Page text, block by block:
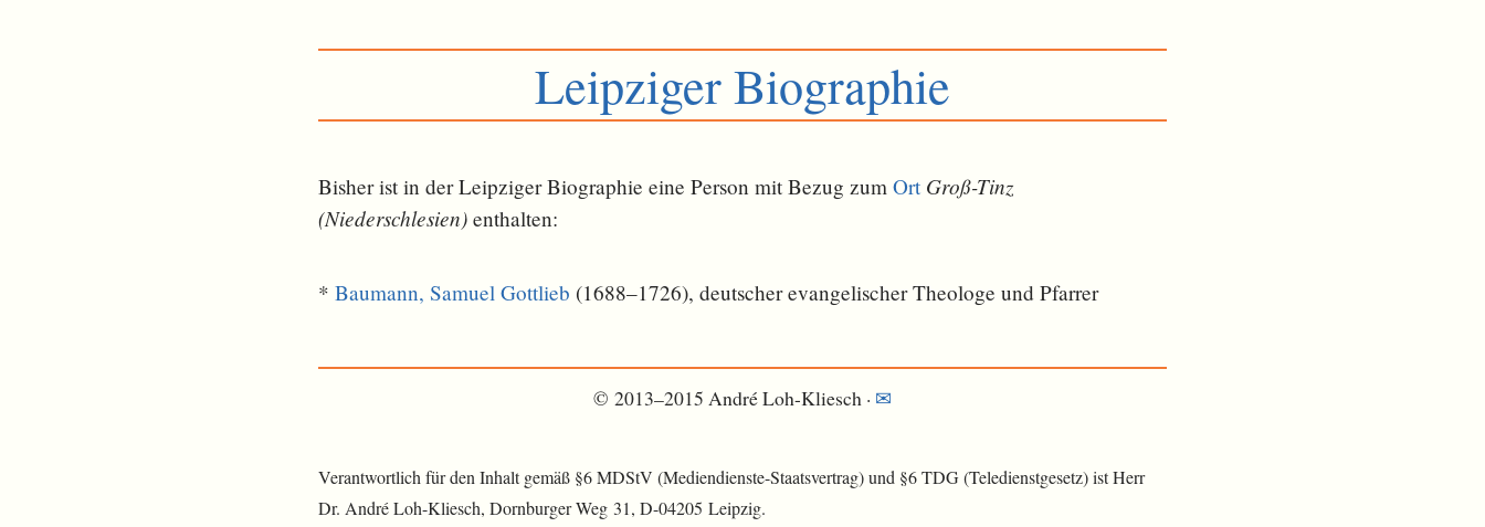
Leipziger Biographie
Bisher ist in der Leipziger Biographie eine Person mit Bezug zum Ort Groß-Tinz
(Niederschlesien) ent­halten:
* Baumann, Samuel Gottlieb (1688–1726), deutscher evangelischer Theologe und Pfarrer
© 2013–2015 André Loh-Kliesch · ✉
Verantwortlich für den Inhalt gemäß §6 MDStV (Mediendienste-Staatsvertrag) und §6 TDG (Teledienstgesetz) ist Herr
Dr. André Loh-Kliesch, Dornburger Weg 31, D-04205 Leipzig.